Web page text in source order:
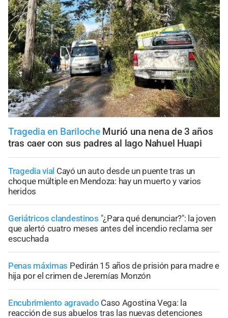
Tragedia en Bariloche Murió una nena de 3 años
tras caer con sus padres al lago Nahuel Huapi
Tragedia vial Cayó un auto desde un puente tras un
choque múltiple en Mendoza: hay un muerto y varios
heridos
Geriátricos clandestinos "¿Para qué denunciar?": la joven
que alertó cuatro meses antes del incendio reclama ser
escuchada
Penas máximas Pedirán 15 años de prisión para madre e
hija por el crimen de Jeremías Monzón
Encubrimiento agravado Caso Agostina Vega: la
reacción de sus abuelos tras las nuevas detenciones